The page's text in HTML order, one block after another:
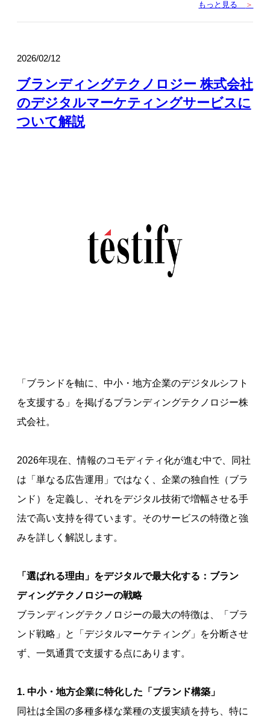
もっと見る ＞
2026/02/12
ブランディングテクノロジー 株式会社
のデジタルマーケティングサービスに
ついて解説
「ブランドを軸に、中小・地方企業のデジタルシフト
を支援する」を掲げるブランディングテクノロジー株
式会社。
2026年現在、情報のコモディティ化が進む中で、同社
は「単なる広告運用」ではなく、企業の独自性（ブラ
ンド）を定義し、それをデジタル技術で増幅させる手
法で高い支持を得ています。そのサービスの特徴と強
みを詳しく解説します。
「選ばれる理由」をデジタルで最大化する：ブラン
ディングテクノロジーの戦略
ブランディングテクノロジーの最大の特徴は、「ブラ
ンド戦略」と「デジタルマーケティング」を分断させ
ず、一気通貫で支援する点にあります。
1. 中小・地方企業に特化した「ブランド構築」
同社は全国の多種多様な業種の支援実績を持ち、特に